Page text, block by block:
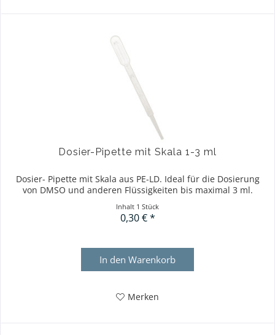
Dosier-Pipette mit Skala 1-3 ml
Dosier- Pipette mit Skala aus PE-LD. Ideal für die Dosierung
von DMSO und anderen Flüssigkeiten bis maximal 3 ml.
Inhalt 1 Stück
0,30 € *
In den Warenkorb
Merken